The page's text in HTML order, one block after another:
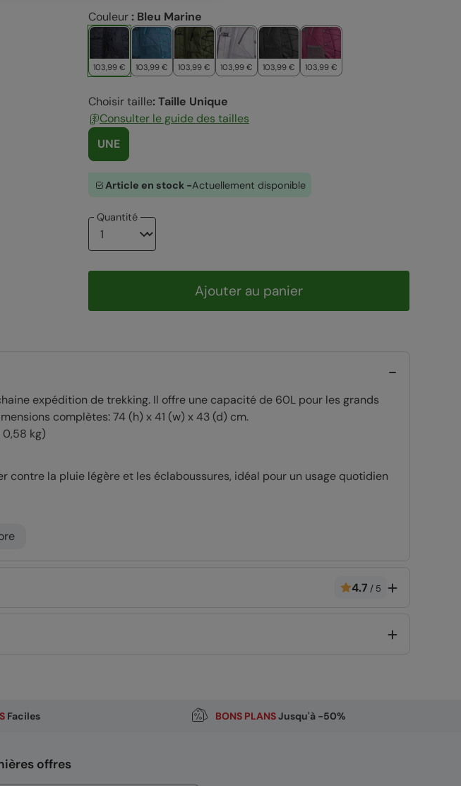
Couleur : Bleu Marine
103,99 € 103,99 € 103,99 € 103,99 € 103,99 € 103,99 €
Choisir taille:Taille Unique
Consulter le guide des tailles
UNE
Article en stock -Actuellement disponible
Quantité
Ajouter au panier
expédition de trekking. Il offre une capacité de 60L pour les grands
complètes: 74 (h) x 41 (w) x 43 (d) cm.
0,58 kg)
la pluie légère et les éclaboussures, idéal pour un usage quotidien
bas du sac. Elle se déplie pour couvrir entièrement votre sac à dos afin
87, 00-844 Warszawa, Poland
4.7 / 5
Faciles BONS PLANSJusqu'à -50%
offres